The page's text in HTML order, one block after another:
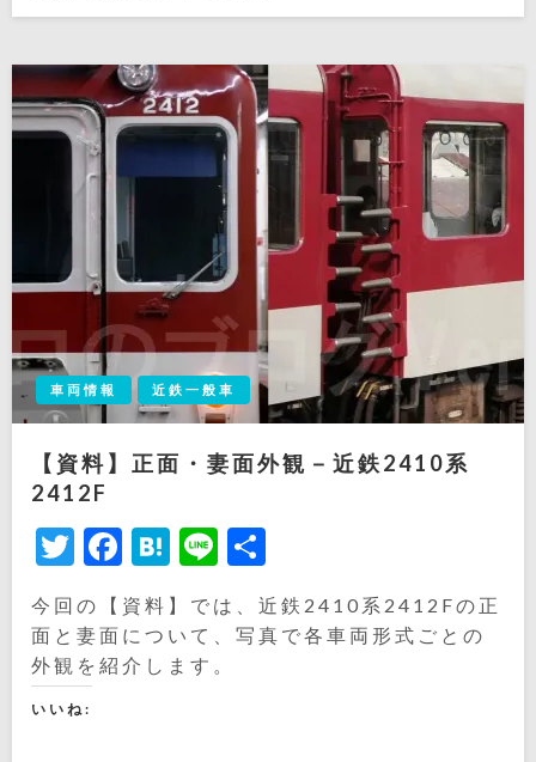
日:
車両情報 近鉄一般車
【資料】正面・妻面外観－近鉄2410系
2412F
Twitter
Facebook
Hatena
Line
今回の【資料】では、近鉄2410系2412Fの正
面と妻面について、写真で各車両形式ごとの
外観を紹介します。
いいね: